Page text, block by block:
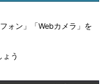
ォン」「Webカメラ」を
う